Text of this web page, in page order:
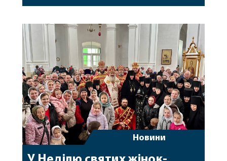
долучитися до збору коштів на ремонт даху
храму. […]
Новини